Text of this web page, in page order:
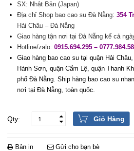
SX: Nhật Bản (Japan)
Địa chỉ Shop bao cao su Đà Nẵng: 354
Hải Châu – Đà Nẵng
Giao hàng tận nơi tại Đà Nẵng kể cả
Hotline/zalo: 0915.694.295 –
Giao hàng bao cao su tại quận Hải
Hành Sơn, quận Cẩm Lệ, quận Thanh
phố Đà Nẵng. Ship hàng bao cao su
nơi tại Đà Nẵng, toàn quốc.
Giỏ Hàng
Bản in Gửi cho bạn bè